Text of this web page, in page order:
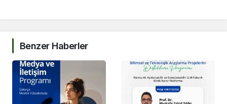
Benzer Haberler